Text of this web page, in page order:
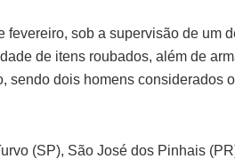
fevereiro, sob a supervisão de um
de itens roubados, além de
sendo dois homens considerados
(SP), São José dos Pinhais